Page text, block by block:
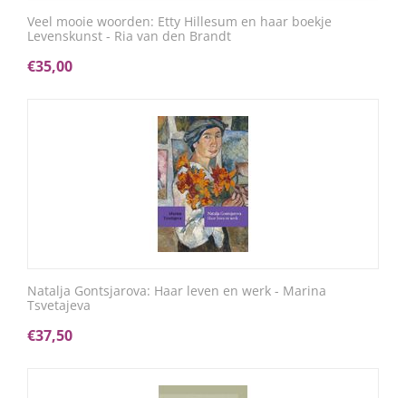
Veel mooie woorden: Etty Hillesum en haar boekje
Levenskunst - Ria van den Brandt
€35,00
Natalja Gontsjarova: Haar leven en werk - Marina
Tsvetajeva
€37,50